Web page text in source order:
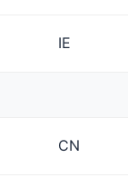
IE
CN